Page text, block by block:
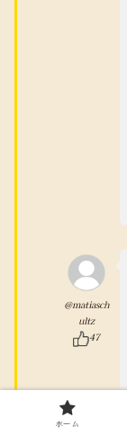
@matiasch
ultz
47
ホーム